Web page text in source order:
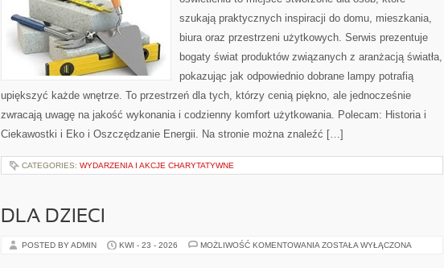
szukają praktycznych inspiracji do domu, mieszkania,
biura oraz przestrzeni użytkowych. Serwis prezentuje
bogaty świat produktów związanych z aranżacją światła,
pokazując jak odpowiednio dobrane lampy potrafią
upiększyć każde wnętrze. To przestrzeń dla tych, którzy cenią piękno, ale jednocześnie
zwracają uwagę na jakość wykonania i codzienny komfort użytkowania. Polecam: Historia i
Ciekawostki i Eko i Oszczędzanie Energii. Na stronie można znaleźć […]
CATEGORIES: WYDARZENIA I AKCJE CHARYTATYWNE
DLA DZIECI
POSTED BY ADMIN KWI - 23 - 2026 MOŻLIWOŚĆ KOMENTOWANIA DLA
ZOSTAŁA WYŁĄCZONA